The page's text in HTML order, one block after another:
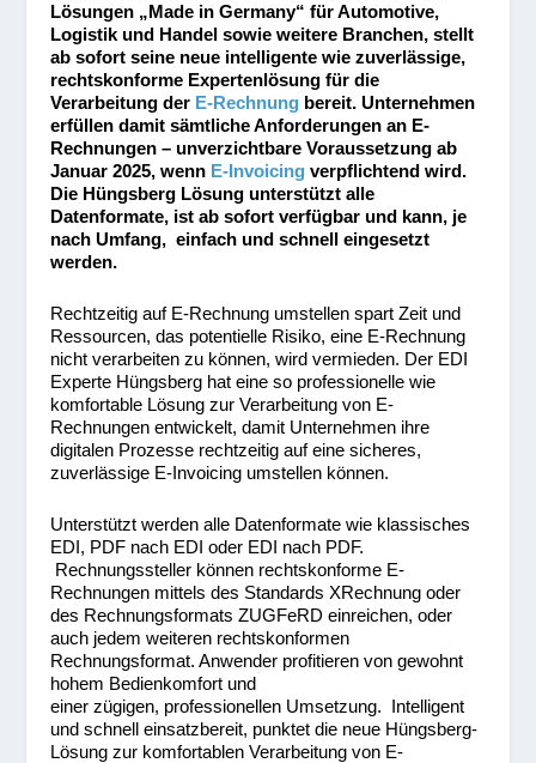
Lösungen „Made in Germany“ für Automotive,
Logistik und Handel sowie weitere Branchen, stellt
ab sofort seine neue intelligente wie zuverlässige,
rechtskonforme Expertenlösung für die
Verarbeitung der E-Rechnung bereit. Unternehmen
erfüllen damit sämtliche Anforderungen an E-
Rechnungen – unverzichtbare Voraussetzung ab
Januar 2025, wenn E-Invoicing verpflichtend wird.
Die Hüngsberg Lösung unterstützt alle
Datenformate, ist ab sofort verfügbar und kann, je
nach Umfang, einfach und schnell eingesetzt
werden.
Rechtzeitig auf E-Rechnung umstellen spart Zeit und
Ressourcen, das potentielle Risiko, eine E-Rechnung
nicht verarbeiten zu können, wird vermieden. Der EDI
Experte Hüngsberg hat eine so professionelle wie
komfortable Lösung zur Verarbeitung von E-
Rechnungen entwickelt, damit Unternehmen ihre
digitalen Prozesse rechtzeitig auf eine sicheres,
zuverlässige E-Invoicing umstellen können.
Unterstützt werden alle Datenformate wie klassisches
EDI, PDF nach EDI oder EDI nach PDF.
Rechnungssteller können rechtskonforme E-
Rechnungen mittels des Standards XRechnung oder
des Rechnungsformats ZUGFeRD einreichen, oder
auch jedem weiteren rechtskonformen
Rechnungsformat. Anwender profitieren von gewohnt
hohem Bedienkomfort und
einer zügigen, professionellen Umsetzung. Intelligent
und schnell einsatzbereit, punktet die neue Hüngsberg-
Lösung zur komfortablen Verarbeitung von E-